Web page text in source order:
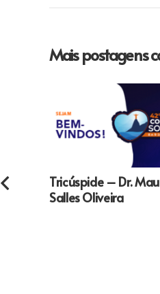
Mais postagens
Tricúspide – Dr.
Salles Oliveira